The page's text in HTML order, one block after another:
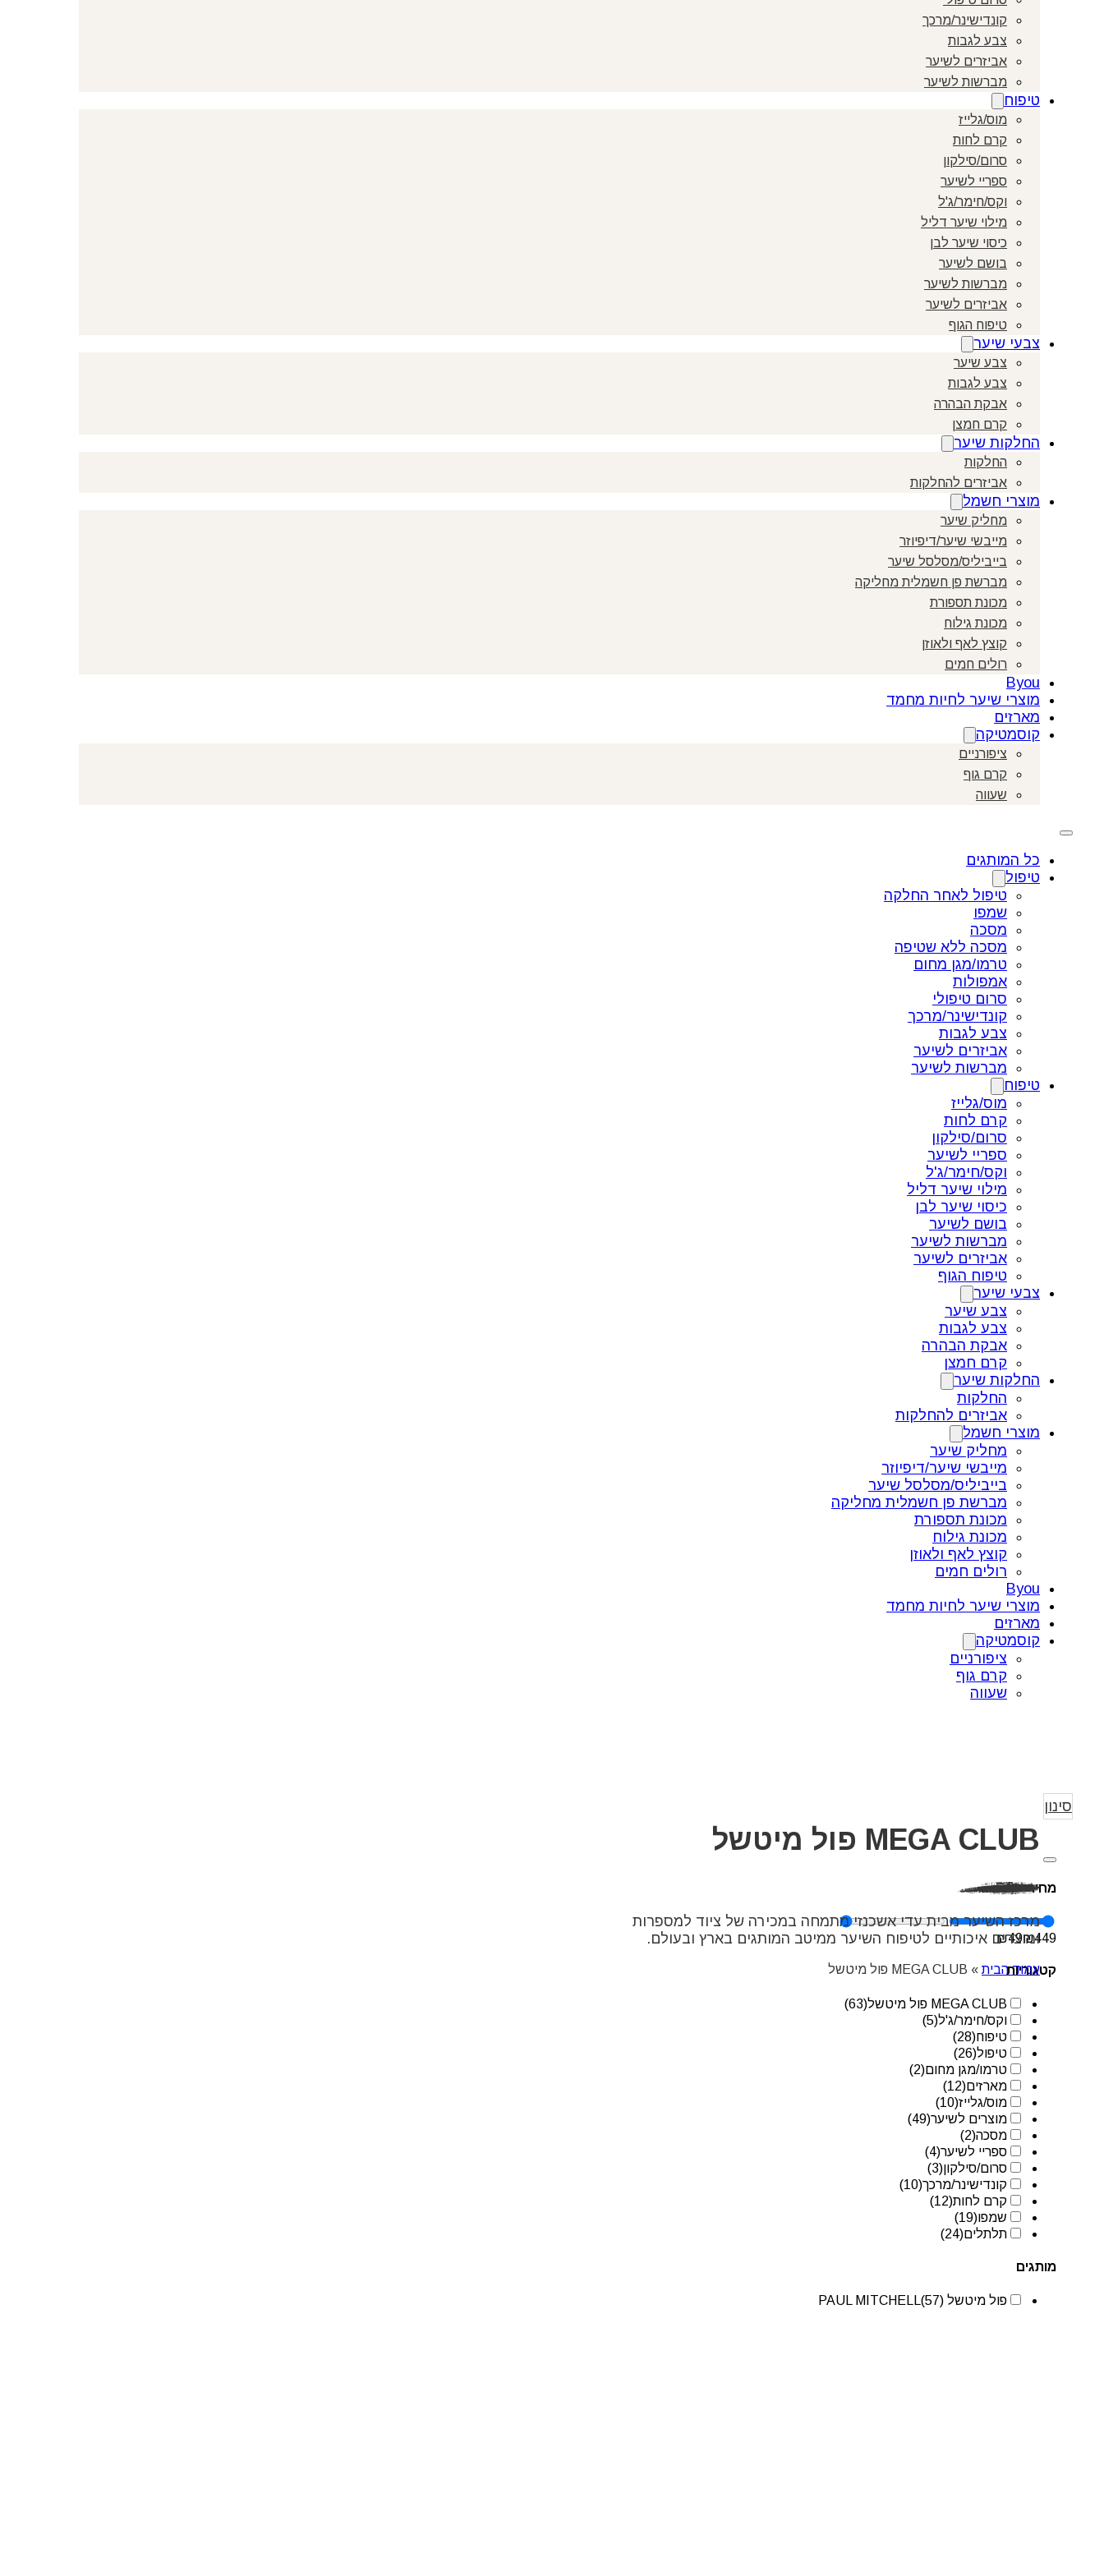
קונדישינר/מרכך
צבע לגבות
אביזרים לשיער
מברשות לשיער
טיפוח
מוס/גלייז
קרם לחות
סרום/סילקון
ספריי לשיער
וקס/חימר/ג'ל
מילוי שיער דליל
כיסוי שיער לבן
בושם לשיער
מברשות לשיער
אביזרים לשיער
טיפוח הגוף
צבעי שיער
צבע שיער
צבע לגבות
אבקת הבהרה
קרם חמצן
החלקות שיער
החלקות
אביזרים להחלקות
מוצרי חשמל
מחליק שיער
מייבשי שיער/דיפיוזר
בייביליס/מסלסל שיער
מברשת פן חשמלית מחליקה
מכונת תספורת
מכונת גילוח
קוצץ לאף ולאוזן
רולים חמים
Byou
מוצרי שיער לחיות מחמד
מארזים
קוסמטיקה
ציפורניים
קרם גוף
שעווה
כל המותגים
טיפול
טיפול לאחר החלקה
שמפו
מסכה
מסכה ללא שטיפה
טרמו/מגן מחום
אמפולות
סרום טיפולי
קונדישינר/מרכך
צבע לגבות
אביזרים לשיער
מברשות לשיער
טיפוח
מוס/גלייז
קרם לחות
סרום/סילקון
ספריי לשיער
וקס/חימר/ג'ל
מילוי שיער דליל
כיסוי שיער לבן
בושם לשיער
מברשות לשיער
אביזרים לשיער
טיפוח הגוף
צבעי שיער
צבע שיער
צבע לגבות
אבקת הבהרה
קרם חמצן
החלקות שיער
החלקות
אביזרים להחלקות
מוצרי חשמל
מחליק שיער
מייבשי שיער/דיפיוזר
בייביליס/מסלסל שיער
מברשת פן חשמלית מחליקה
מכונת תספורת
מכונת גילוח
קוצץ לאף ולאוזן
רולים חמים
Byou
מוצרי שיער לחיות מחמד
מארזים
קוסמטיקה
ציפורניים
קרם גוף
שעווה
MEGA CLUB פול מיטשל
מרכז השיער מבית עדי אשכנזי מתמחה במכירה של ציוד למספרות
ומוצרים איכותיים לטיפוח השיער ממיטב המותגים בארץ ובעולם.
עמוד הבית » MEGA CLUB פול מיטשל
סינון
מחיר
₪49₪449
קטגוריות
MEGA CLUB פול מיטשל
(63)
וקס/חימר/ג'ל(5)
טיפוח(28)
טיפול(26)
טרמו/מגן מחום(2)
מארזים(12)
מוס/גלייז(10)
מוצרים לשיער(49)
מסכה(2)
ספריי לשיער(4)
סרום/סילקון(3)
קונדישינר/מרכך(10)
קרם לחות(12)
שמפו(19)
תלתלים(24)
מותגים
פול מיטשל PAUL MITCHELL (57)